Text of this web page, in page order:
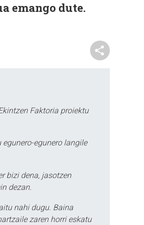
emango dute.
Faktoria proiektu
egunero langile
bizi dena, jasotzen
dezan.
nahi dugu. Baina
zaren horri eskatu